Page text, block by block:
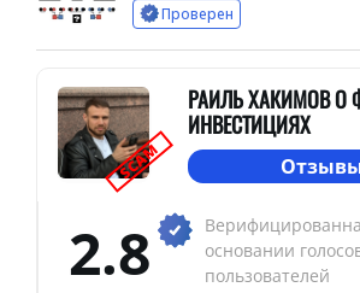
Проверен
SCAM
РАИЛЬ ХАКИМОВ О
ИНВЕСТИЦИЯХ
2.8
основании
пользователей